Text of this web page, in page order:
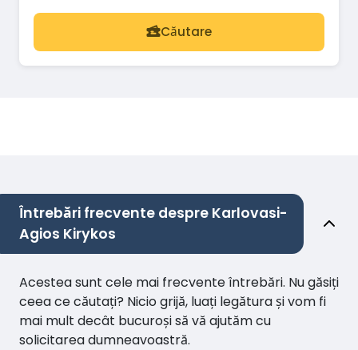
Căutare
Întrebări frecvente despre Karlovasi-
Agios Kirykos
Acestea sunt cele mai frecvente întrebări. Nu găsiți
ceea ce căutați? Nicio grijă, luați legătura și vom fi
mai mult decât bucuroși să vă ajutăm cu
solicitarea dumneavoastră.